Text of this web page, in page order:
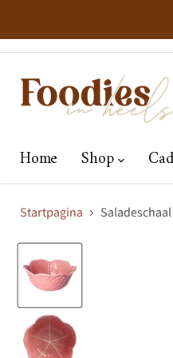
Home Shop
Startpagina